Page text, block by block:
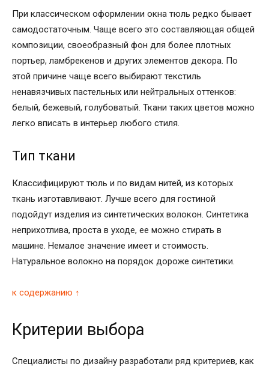
При классическом оформлении окна тюль редко бывает
самодостаточным. Чаще всего это составляющая общей
композиции, своеобразный фон для более плотных
портьер, ламбрекенов и других элементов декора. По
этой причине чаще всего выбирают текстиль
ненавязчивых пастельных или нейтральных оттенков:
белый, бежевый, голубоватый. Ткани таких цветов можно
легко вписать в интерьер любого стиля.
Тип ткани
Классифицируют тюль и по видам нитей, из которых
ткань изготавливают. Лучше всего для гостиной
подойдут изделия из синтетических волокон. Синтетика
неприхотлива, проста в уходе, ее можно стирать в
машине. Немалое значение имеет и стоимость.
Натуральное волокно на порядок дороже синтетики.
к содержанию ↑
Критерии выбора
Специалисты по дизайну разработали ряд критериев, как